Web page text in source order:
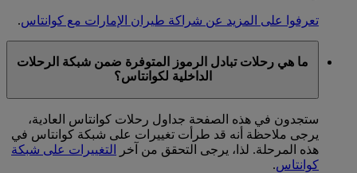
تعرفوا على المزيد عن شراكة طيران الإمارات مع كوانتاس.
ما هي رحلات تبادل الرموز المتوفرة ضمن شبكة الرحلات
الداخلية لكوانتاس؟
ستجدون في هذه الصفحة جداول رحلات كوانتاس العادية،
يرجى ملاحظة أنه قد طرأت تغييرات على شبكة كوانتاس في
هذه المرحلة. لذا، يرجى التحقق من آخر
التغييرات على شبكة
كوانتاس.